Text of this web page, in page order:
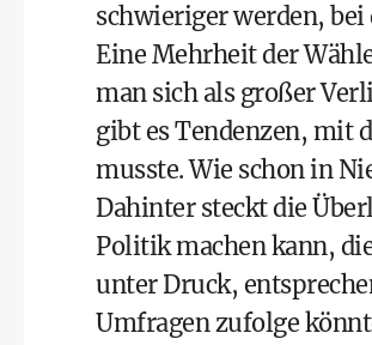
schwieriger werden,
Eine Mehrheit der
man sich als großer
gibt es Tendenzen, mit
musste. Wie schon in
Dahinter steckt die
Politik machen kann,
unter Druck,
Umfragen zufolge